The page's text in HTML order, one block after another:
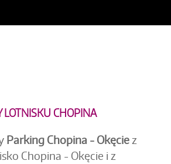
LOTNISKU CHOPINA
Parking Chopina - Okęciez
Chopina - Okęcie i z